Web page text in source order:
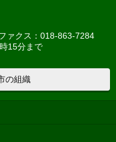
ァクス：018-863-7284
15分まで
の組織